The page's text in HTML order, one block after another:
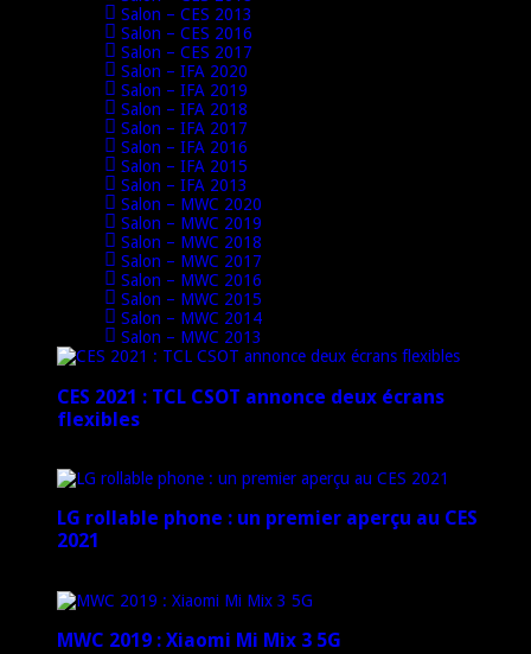
Salon – CES 2013
Salon – CES 2016
Salon – CES 2017
Salon – IFA 2020
Salon – IFA 2019
Salon – IFA 2018
Salon – IFA 2017
Salon – IFA 2016
Salon – IFA 2015
Salon – IFA 2013
Salon – MWC 2020
Salon – MWC 2019
Salon – MWC 2018
Salon – MWC 2017
Salon – MWC 2016
Salon – MWC 2015
Salon – MWC 2014
Salon – MWC 2013
CES 2021 : TCL CSOT annonce deux écrans
flexibles
LG rollable phone : un premier aperçu au CES
2021
MWC 2019 : Xiaomi Mi Mix 3 5G